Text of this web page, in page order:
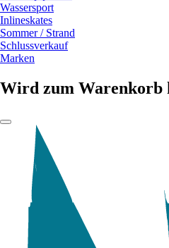
Wassersport
Inlineskates
Sommer / Strand
Schlussverkauf
Marken
Wird zum Warenkorb